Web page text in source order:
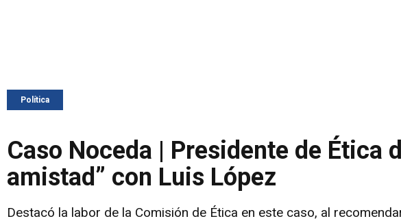
Política
Caso Noceda | Presidente de Ética
amistad” con Luis López
Destacó la labor de la Comisión de Ética en este caso, al